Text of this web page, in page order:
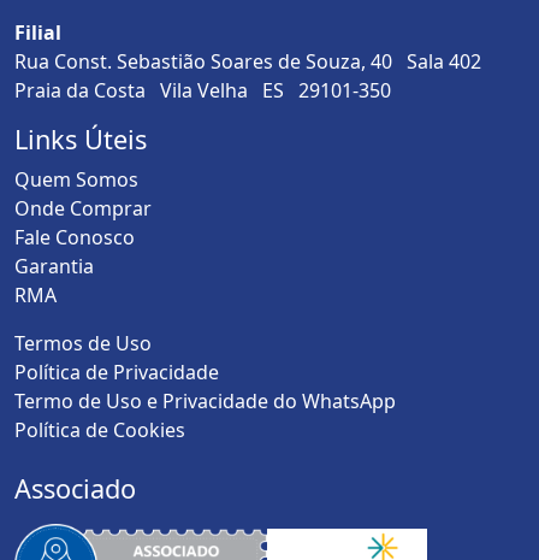
Filial
Rua Const. Sebastião Soares de Souza, 40 Sala 402
Praia da Costa Vila Velha ES 29101-350
Links Úteis
Quem Somos
Onde Comprar
Fale Conosco
Garantia
RMA
Termos de Uso
Política de Privacidade
Termo de Uso e Privacidade do WhatsApp
Política de Cookies
Associado